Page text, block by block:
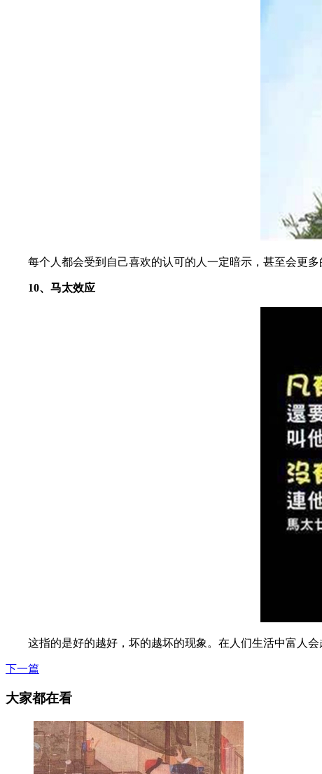
每个人都会受到自己喜欢的认可的人一定暗示，甚至会更多
10、马太效应
这指的是好的越好，坏的越坏的现象。在人们生活中富人会
下一篇
大家都在看